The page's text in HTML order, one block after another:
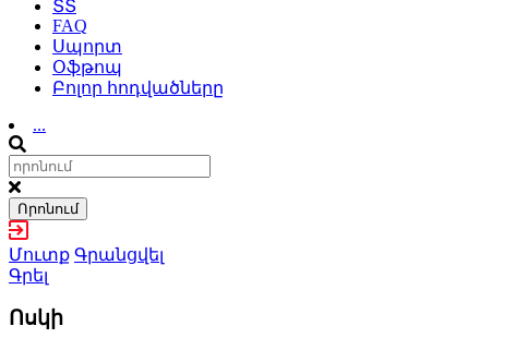
ՏՏ
FAQ
Սպորտ
Օֆթոպ
Բոլոր հոդվածները
...
Որոնում
Մուտք Գրանցվել
Գրել
Ոսկի